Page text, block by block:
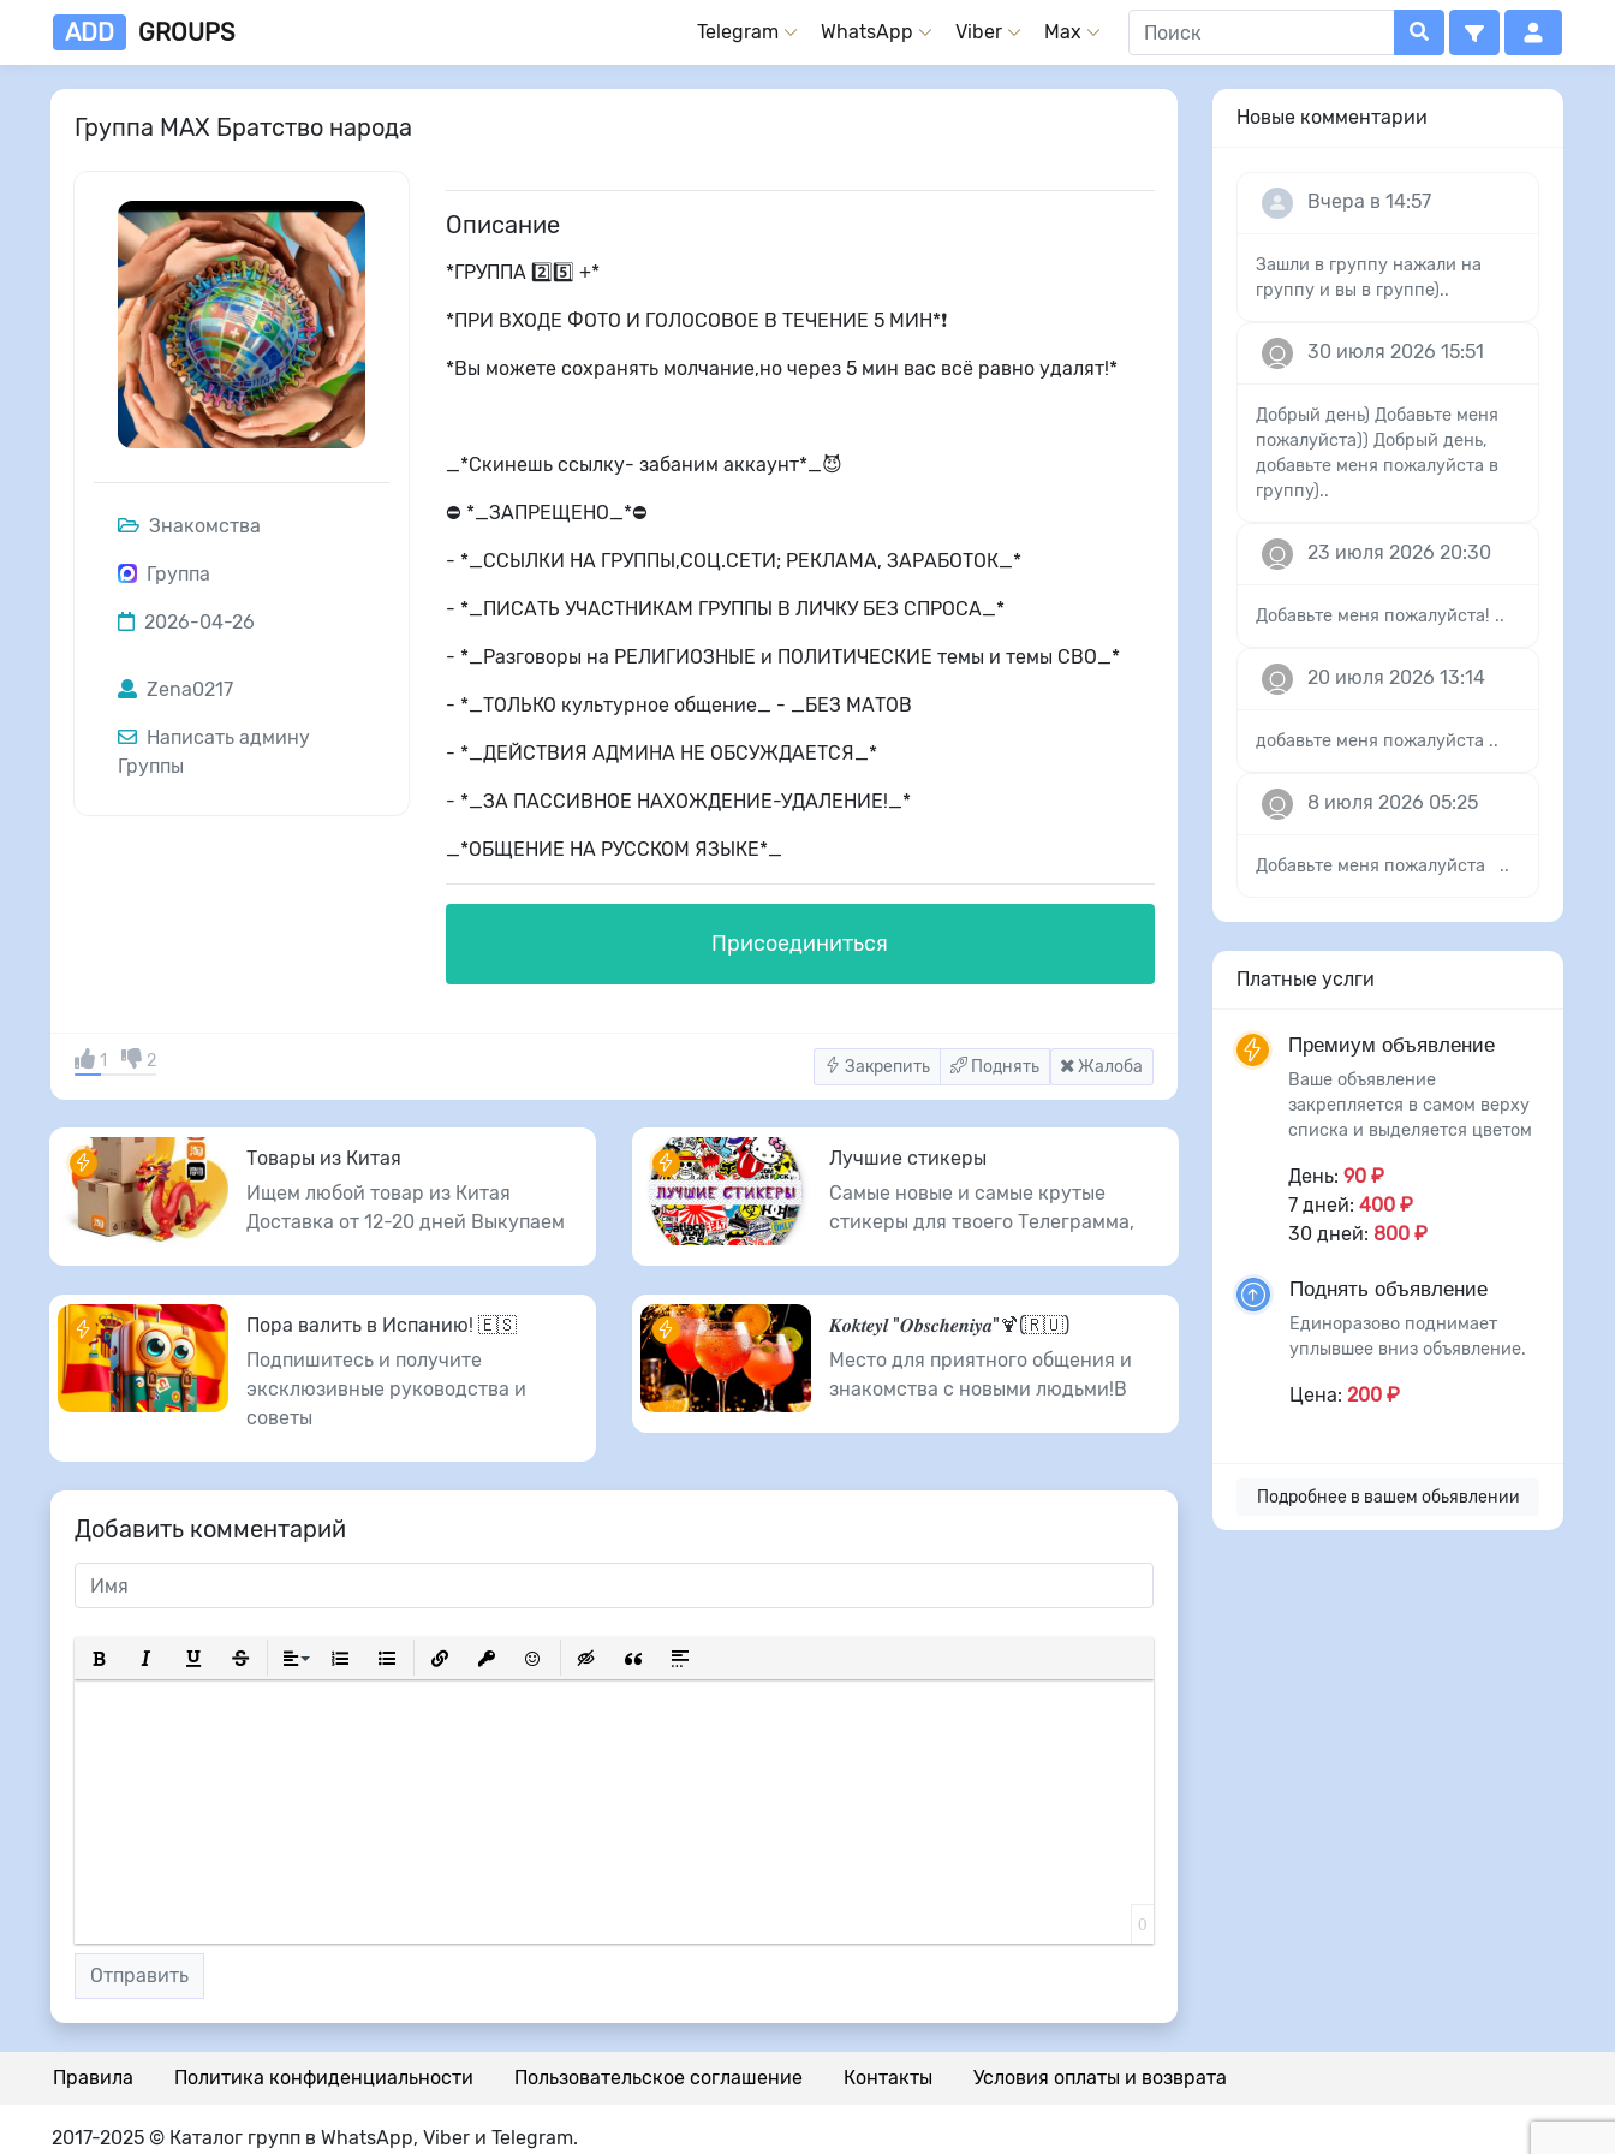
ADD GROUPS Telegram WhatsApp Viber Max
Группа MAX Братство народа
Знакомства
Группа
2026-04-26
Zena0217
Написать админу
Группы
Описание
*ГРУППА 2️⃣5️⃣ +*
*ПРИ ВХОДЕ ФОТО И ГОЛОСОВОЕ В ТЕЧЕНИЕ 5 МИН*❗
*Вы можете сохранять молчание,но через 5 мин вас всё равно удалят!*
_*Скинешь ссылку- забаним аккаунт*_😈
⛔ *_ЗАПРЕЩЕНО_*⛔
- *_ССЫЛКИ НА ГРУППЫ,СОЦ.СЕТИ; РЕКЛАМА, ЗАРАБОТОК_*
- *_ПИСАТЬ УЧАСТНИКАМ ГРУППЫ В ЛИЧКУ БЕЗ СПРОСА_*
- *_Разговоры на РЕЛИГИОЗНЫЕ и ПОЛИТИЧЕСКИЕ темы и темы СВО_*
- *_ТОЛЬКО культурное общение_ - _БЕЗ МАТОВ
- *_ДЕЙСТВИЯ АДМИНА НЕ ОБСУЖДАЕТСЯ_*
- *_ЗА ПАССИВНОЕ НАХОЖДЕНИЕ-УДАЛЕНИЕ!_*
_*ОБЩЕНИЕ НА РУССКОМ ЯЗЫКЕ*_
Присоединиться
Закрепить Поднять Жалоба
1 2
Товары из Китая
Ищем любой товар из Китая
Доставка от 12-20 дней Выкупаем
Лучшие стикеры
Самые новые и самые крутые
стикеры для твоего Телеграмма,
Пора валить в Испанию! 🇪🇸
Подпишитесь и получите
эксклюзивные руководства и
советы
𝑲𝒐𝒌𝒕𝒆𝒚𝒍 "𝑶𝒃𝒔𝒄𝒉𝒆𝒏𝒊𝒚𝒂"🍹(🇷🇺)
Место для приятного общения и
знакомства с новыми людьми!В
Добавить комментарий
Полужирный
КурсивПодчеркнутый
ЗачеркнутыйВыравнивание
Нумерованный список
Маркированный список
Вставить ссылку
Вставить защищенную ссылку
Вставить смайлик
Вставка скрытого текста
Вставка цитаты
Вставка спойлера
0
Отправить
Новые комментарии
Вчера в 14:57
Зашли в группу нажали на
группу и вы в группе)..
30 июля 2026 15:51
Добрый день) Добавьте меня
пожалуйста)) Добрый день,
добавьте меня пожалуйста в
группу)..
23 июля 2026 20:30
Добавьте меня пожалуйста! ..
20 июля 2026 13:14
добавьте меня пожалуйста ..
8 июля 2026 05:25
Добавьте меня пожалуйста ..
Платные услги
Премиум объявление
Ваше объявление
закрепляется в самом верху
списка и выделяется цветом
День: 90 ₽
7 дней: 400 ₽
30 дней: 800 ₽
Поднять объявление
Единоразово поднимает
уплывшее вниз объявление.
Цена: 200 ₽
Подробнее в вашем обьявлении
Правила Политика конфиденциальности Пользовательское соглашение Контакты Условия оплаты и возврата
2017-2025 © Каталог групп в WhatsApp, Viber и Telegram.